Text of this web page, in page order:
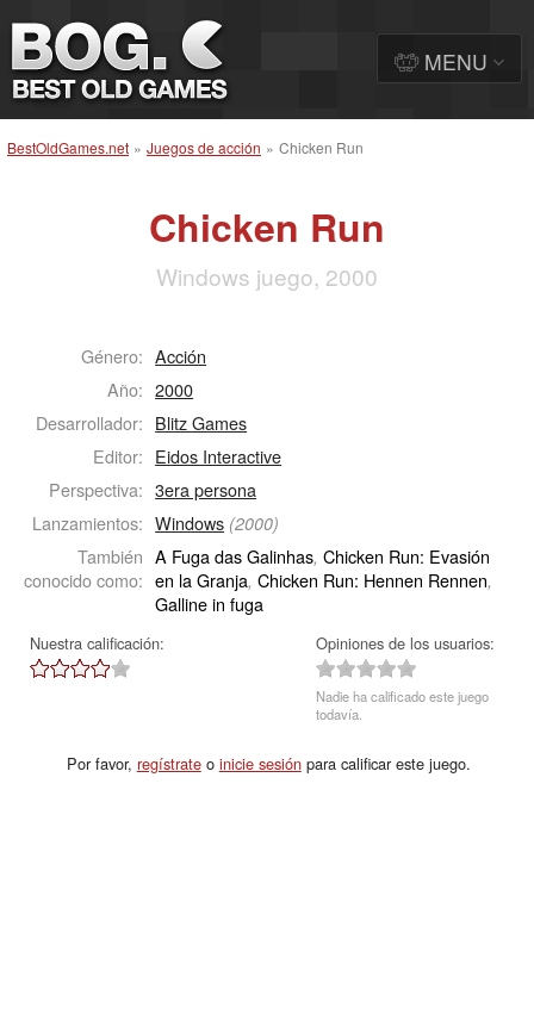
BestOldGames.net » Juegos de acción » Chicken Run
Chicken Run
Windows juego, 2000
Género: Acción
Año: 2000
Desarrollador: Blitz Games
Editor: Eidos Interactive
Perspectiva: 3era persona
Lanzamientos: Windows (2000)
También
conocido como:
A Fuga das Galinhas, Chicken Run: Evasión
en la Granja, Chicken Run: Hennen Rennen,
Galline in fuga
Nuestra calificación: Opiniones de los usuarios:
Nadie ha calificado este juego
todavía.
Por favor, regístrateo inicie sesiónpara calificar este juego.
MENU